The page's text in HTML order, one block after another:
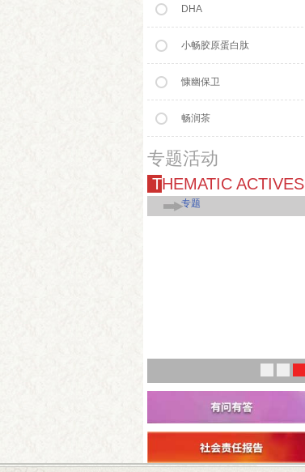
DHA
小畅胶原蛋白肽
慷幽保卫
畅润茶
专题活动
THEMATIC ACTIVES
专题